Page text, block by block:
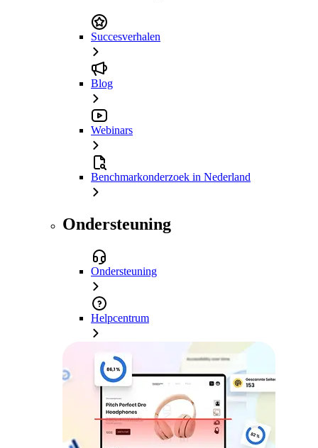
Succesverhalen
Blog
Webinars
Benchmarkonderzoek in Nederland
Ondersteuning
Ondersteuning
Helpcentrum